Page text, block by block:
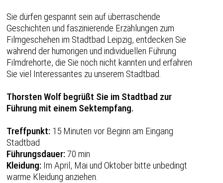
Sie dürfen gespannt sein auf überraschende
Geschichten und faszinierende Erzählungen zum
Filmgeschehen im Stadtbad Leipzig, entdecken Sie
während der humorigen und individuellen Führung
Filmdrehorte, die Sie noch nicht kannten und erfahren
Sie viel Interessantes zu unserem Stadtbad.
Thorsten Wolf begrüßt Sie im Stadtbad zur
Führung mit einem Sektempfang.
Treffpunkt: 15 Minuten vor Beginn am Eingang
Stadtbad
Führungsdauer:70 min
Kleidung: Im April, Mai und Oktober bitte unbedingt
warme Kleidung anziehen.